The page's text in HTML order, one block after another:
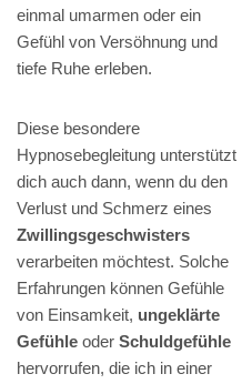
einmal umarmen oder ein
Gefühl von Versöhnung und
tiefe Ruhe erleben.
Diese besondere
Hypnosebegleitung unterstützt
dich auch dann, wenn du den
Verlust und Schmerz eines
Zwillingsgeschwisters
verarbeiten möchtest. Solche
Erfahrungen können Gefühle
von Einsamkeit, ungeklärte
Gefühle oder Schuldgefühle
hervorrufen, die ich in einer